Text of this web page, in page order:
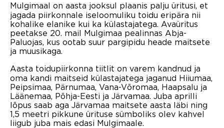
Mulgimaal on aasta jooksul plaanis palju üritusi, et
jagada piirkonnale iseloomuliku toidu eripära nii
kohalike elanike kui ka külastajatega. Avaüritus
peetakse 20. mail Mulgimaa pealinnas Abja-
Paluojas, kus ootab suur pargipidu heade maitsete
ja muusikaga.
Aasta toidupiirkonna tiitlit on varem kandnud ja
oma kandi maitseid külastajatega jaganud Hiiumaa,
Peipsimaa, Pärnumaa, Vana-Võromaa, Haapsalu ja
Läänemaa, Põhja-Eesti ja Järvamaa. Juba aprilli
lõpus saab aga Järvamaa maitsete aasta läbi ning
1,5 meetri pikkune ürituse sümboliks olev kahvel
liigub juba mais edasi Mulgimaale.